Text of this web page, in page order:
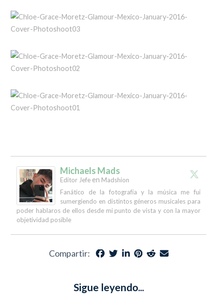
Michaels Mads
Editor Jefe en Madshion
Fanático de la fotografía y la música me fui
sumergiendo en distintos géneros musicales para
poder hablaros de ellos desde mi punto de vista y con la mayor
objetividad posible
Compartir:
Sigue leyendo...